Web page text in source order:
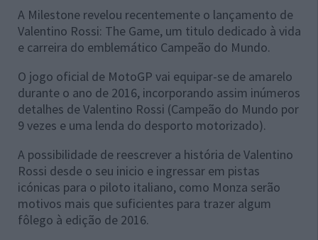
A Milestone revelou recentemente o lançamento de
Valentino Rossi: The Game, um titulo dedicado à vida
e carreira do emblemático Campeão do Mundo.
O jogo oficial de MotoGP vai equipar-se de amarelo
durante o ano de 2016, incorporando assim inúmeros
detalhes de Valentino Rossi (Campeão do Mundo por
9 vezes e uma lenda do desporto motorizado).
A possibilidade de reescrever a história de Valentino
Rossi desde o seu inicio e ingressar em pistas
icónicas para o piloto italiano, como Monza serão
motivos mais que suficientes para trazer algum
fôlego à edição de 2016.